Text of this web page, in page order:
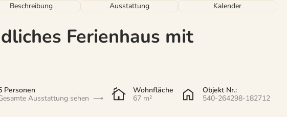
Beschreibung Ausstattung Kalender
Ferienhaus mit
Personen
Ausstattung sehen
Wohnfläche
67 m²
Objekt Nr.:
540-264298-182712